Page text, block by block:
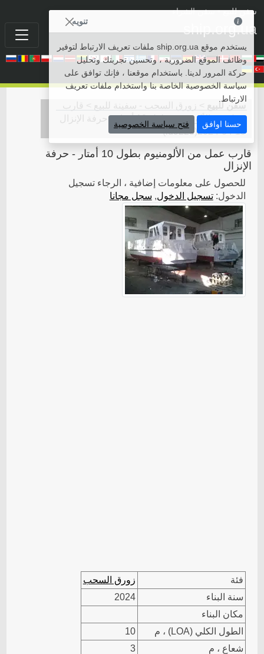
سفن للبيع• سفن الشراء
ship.org.ua
سفن للبيع زورق السحب - سفينة للبيع
قارب
عمل من الألومنيوم بطول 10 أمتار - حرفة الإنزال
(
id9228
) 2024-04-19
قارب عمل من الألومنيوم بطول 10 أمتار - حرفة
الإنزال
للحصول على معلومات إضافية ، الرجاء تسجيل
الدخول:تسجيل الدخول, سجل مجانا
فئة
زورق السحب
سنة البناء
2024
مكان البناء
الطول الكلي (LOA) ، م
10
شعاع ، م
3
تنويه
يستخدم موقع ship.org.ua ملفات تعريف الارتباط لتوفير
وظائف الموقع الضرورية ، وتحسين تجربتك وتحليل
حركة المرور لدينا. باستخدام موقعنا ، فإنك توافق على
سياسة الخصوصية الخاصة بنا واستخدام ملفات تعريف
الارتباط.
حسنا اوافق فتح سياسة الخصوصية